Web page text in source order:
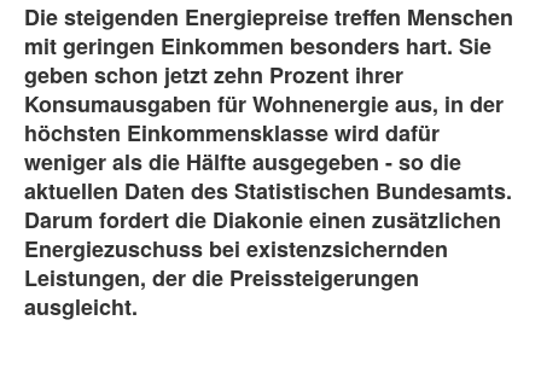
Die steigenden Energiepreise treffen Menschen
mit geringen Einkommen besonders hart. Sie
geben schon jetzt zehn Prozent ihrer
Konsumausgaben für Wohnenergie aus, in der
höchsten Einkommensklasse wird dafür
weniger als die Hälfte ausgegeben - so die
aktuellen Daten des Statistischen Bundesamts.
Darum fordert die Diakonie einen zusätzlichen
Energiezuschuss bei existenzsichernden
Leistungen, der die Preissteigerungen
ausgleicht.